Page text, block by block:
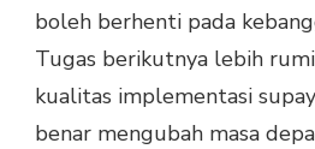
boleh berhenti pada
Tugas berikutnya lebih
kualitas implementasi
benar mengubah masa